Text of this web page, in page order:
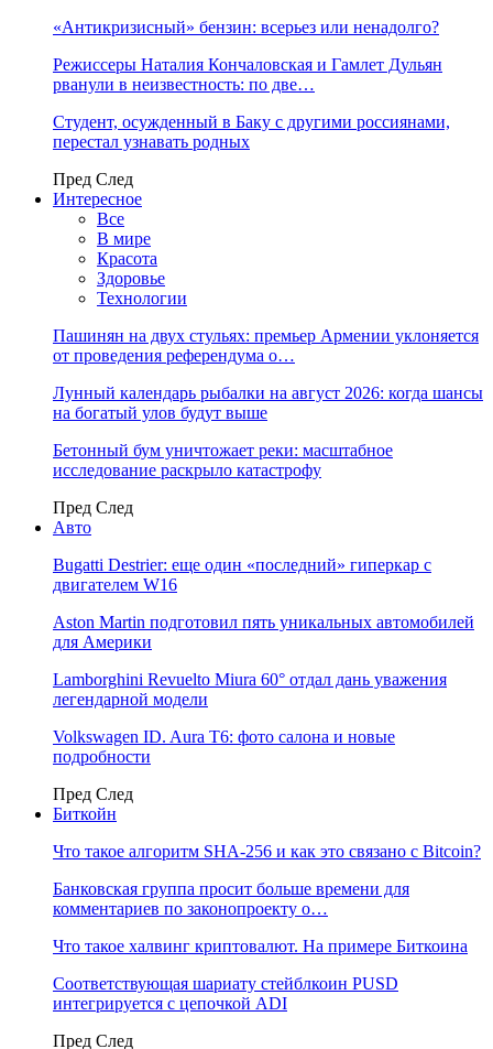
«Антикризисный» бензин: всерьез или ненадолго?
Режиссеры Наталия Кончаловская и Гамлет Дульян
рванули в неизвестность: по две…
Студент, осужденный в Баку с другими россиянами,
перестал узнавать родных
Пред След
Интересное
Все
В мире
Красота
Здоровье
Технологии
Пашинян на двух стульях: премьер Армении уклоняется
от проведения референдума о…
Лунный календарь рыбалки на август 2026: когда шансы
на богатый улов будут выше
Бетонный бум уничтожает реки: масштабное
исследование раскрыло катастрофу
Пред След
Авто
Bugatti Destrier: еще один «последний» гиперкар с
двигателем W16
Aston Martin подготовил пять уникальных автомобилей
для Америки
Lamborghini Revuelto Miura 60° отдал дань уважения
легендарной модели
Volkswagen ID. Aura T6: фото салона и новые
подробности
Пред След
Биткойн
Что такое алгоритм SHA-256 и как это связано с Bitcoin?
Банковская группа просит больше времени для
комментариев по законопроекту о…
Что такое халвинг криптовалют. На примере Биткоина
Соответствующая шариату стейблкоин PUSD
интегрируется с цепочкой ADI
Пред След